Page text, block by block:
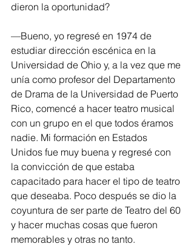
dieron la oportunidad?
—Bueno, yo regresé en 1974 de
estudiar dirección escénica en la
Universidad de Ohio y, a la vez que me
unía como profesor del Departamento
de Drama de la Universidad de Puerto
Rico, comencé a hacer teatro musical
con un grupo en el que todos éramos
nadie. Mi formación en Estados
Unidos fue muy buena y regresé con
la convicción de que estaba
capacitado para hacer el tipo de teatro
que deseaba. Poco después se dio la
coyuntura de ser parte de Teatro del 60
y hacer muchas cosas que fueron
memorables y otras no tanto.